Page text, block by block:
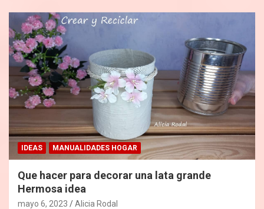
IDEAS MANUALIDADES HOGAR
Que hacer para decorar una lata grande
Hermosa idea
mayo 6, 2023 Alicia Rodal